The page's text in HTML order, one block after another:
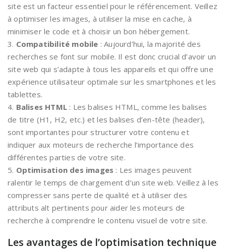
site est un facteur essentiel pour le référencement. Veillez
à optimiser les images, à utiliser la mise en cache, à
minimiser le code et à choisir un bon hébergement.
3. Compatibilité mobile : Aujourd’hui, la majorité des
recherches se font sur mobile. Il est donc crucial d’avoir un
site web qui s’adapte à tous les appareils et qui offre une
expérience utilisateur optimale sur les smartphones et les
tablettes.
4. Balises HTML : Les balises HTML, comme les balises
de titre (H1, H2, etc.) et les balises d’en-tête (header),
sont importantes pour structurer votre contenu et
indiquer aux moteurs de recherche l’importance des
différentes parties de votre site.
5. Optimisation des images : Les images peuvent
ralentir le temps de chargement d’un site web. Veillez à les
compresser sans perte de qualité et à utiliser des
attributs alt pertinents pour aider les moteurs de
recherche à comprendre le contenu visuel de votre site.
Les avantages de l’optimisation technique